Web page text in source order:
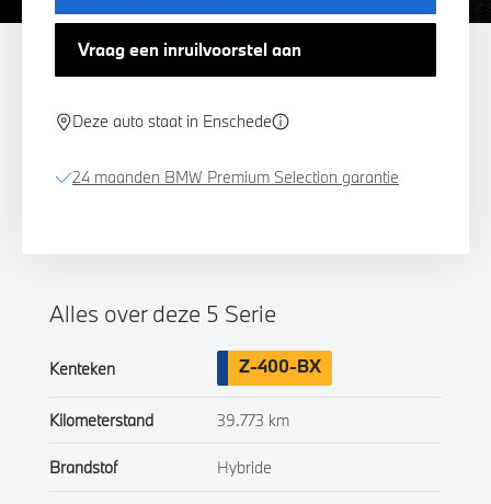
Vraag een inruilvoorstel aan
Deze auto staat in Enschede
24 maanden BMW Premium Selection garantie
Alles over deze 5 Serie
Kenteken Z-400-BX
Kilometerstand 39.773 km
Brandstof Hybride